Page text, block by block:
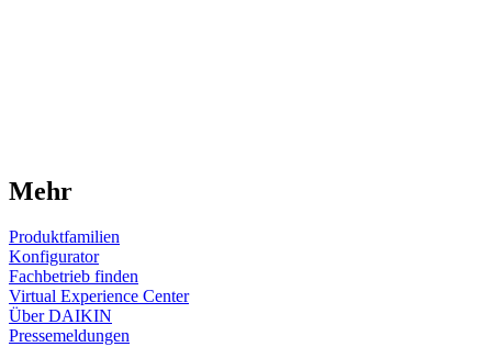
Mehr
Produktfamilien
Konfigurator
Fachbetrieb finden
Virtual Experience Center
Über DAIKIN
Pressemeldungen